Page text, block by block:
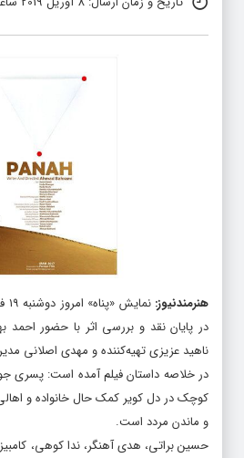
هنرمندنیوز:
در پایان نقد و بررسی اثر با حضور احمد
ناهید عزیزی تهیه‌کننده و مهدی اصلانی
در خلاصه داستان فیلم آمده است: پسری
کوچک در دل کویر کمک حال خانواده و
و ماندن مردد است.
حسین براتی، هدی آهنگر، ندا کوهی،